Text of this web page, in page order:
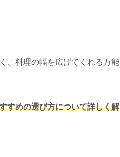
、料理の幅を広げてくれる万能
すめの選び方について詳しく解